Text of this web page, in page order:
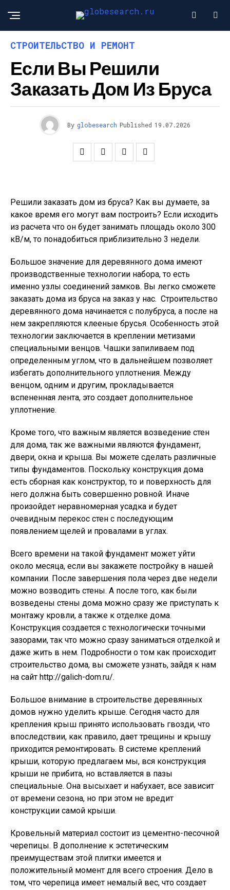
СТРОИТЕЛЬСТВО И РЕМОНТ
Если Вы Решили
Заказать Дом Из Бруса
By globesearch Published 19.07.2026
Решили заказать дом из бруса? Как вы думаете, за
какое время его могут вам построить? Если исходить
из расчета что он будет занимать площадь около 300
кВ/м, то понадобиться приблизительно 3 недели.
Большое значение для деревянного дома имеют
производственные технологии набора, то есть
именно узлы соединений замков. Вы легко сможете
заказать дома из бруса на заказ у нас. Строительство
деревянного дома начинается с полубруса, а после на
нем закрепляются клееные брусья. Особенность этой
технологии заключается в креплении метизами
специальными венцов. Чашки запиливаем под
определенным углом, что в дальнейшем позволяет
избегать дополнительного уплотнения. Между
венцом, одним и другим, прокладывается
вспененная лента, это создает дополнительное
уплотнение.
Кроме того, что важным является возведение стен
для дома, так же важными являются фундамент,
двери, окна и крыша. Вы можете сделать различные
типы фундаментов. Поскольку конструкция дома
есть сборная как конструктор, то и поверхность для
него должна быть совершенно ровной. Иначе
произойдет неравномерная усадка и будет
очевидным перекос стен с последующим
появлением щелей и провалами в углах.
Всего времени на такой фундамент может уйти
около месяца, если вы закажете постройку в нашей
компании. После завершения пола через две недели
можно возводить стены. А после того, как были
возведены стены дома можно сразу же приступать к
монтажу кровли, а также к отделке дома.
Конструкция создается с технологически точными
зазорами, так что можно сразу заниматься отделкой и
даже жить в нем. Подробности о том как происходит
строительство дома, вы сможете узнать, зайдя к нам
на сайт http://galich-dom.ru/.
Большое внимание в строительстве деревянных
домов нужно уделить крыше. Сегодня часто для
крепления крыш принято использовать гвозди, что
впоследствии, как правило, дает трещины и крышу
приходится ремонтировать. В системе креплений
крыши, которую предлагаем мы, вся конструкция
крыши не прибита, но вставляется в пазы
специальные. Она высыхает и набухает, все зависит
от времени сезона, но при этом не вредит
конструкции самой крыши.
Кровельный материал состоит из цементно-песочной
черепицы. В дополнение к эстетическим
преимуществам этой плитки имеется и
положительный момент для всего строения. Дело в
том, что черепица имеет немалый вес, что создает